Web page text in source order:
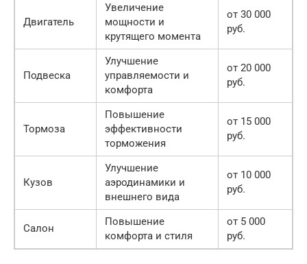
Двигатель
Увеличение
мощности и
крутящего момента
от 30 000
руб.
Подвеска
Улучшение
управляемости и
комфорта
от 20 000
руб.
Тормоза
Повышение
эффективности
торможения
от 15 000
руб.
Кузов
Улучшение
аэродинамики и
внешнего вида
от 10 000
руб.
Салон
Повышение
комфорта и стиля
от 5 000
руб.